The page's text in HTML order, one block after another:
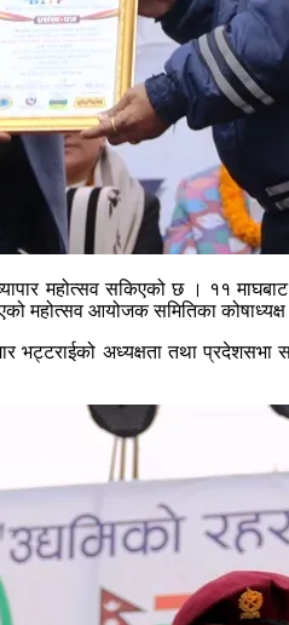
व्यापार महोत्सव सकिएको छ ।
महोत्सव आयोजक समितिका
भट्टराईको अध्यक्षता तथा